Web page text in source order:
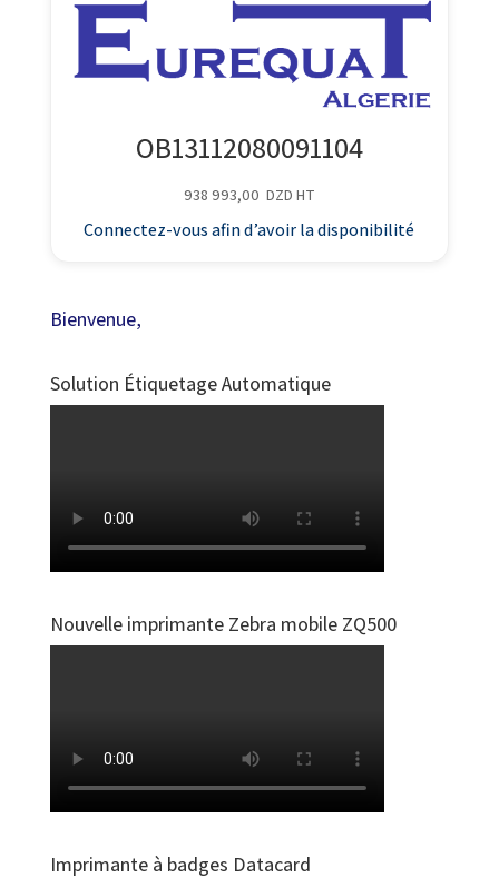
OB13112080091104
938 993,00 DZD HT
Connectez-vous afin d’avoir la disponibilité
Bienvenue,
Solution Étiquetage Automatique
Nouvelle imprimante Zebra mobile ZQ500
Imprimante à badges Datacard